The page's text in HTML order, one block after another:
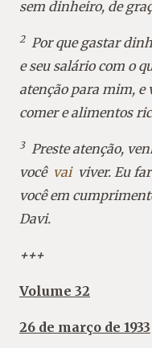
sem dinheiro, de
2Por que gastar
e seu salário com o
atenção para mim, e
comer e alimentos
3Preste atenção,
você vaiviver. Eu
você em
Davi.
+++
Volume 32
26 de março de 1933